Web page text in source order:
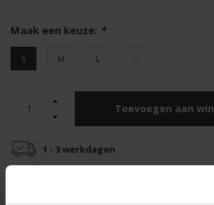
Maak een keuze: *
S M L
Toevoegen aan
1 - 3 werkdagen